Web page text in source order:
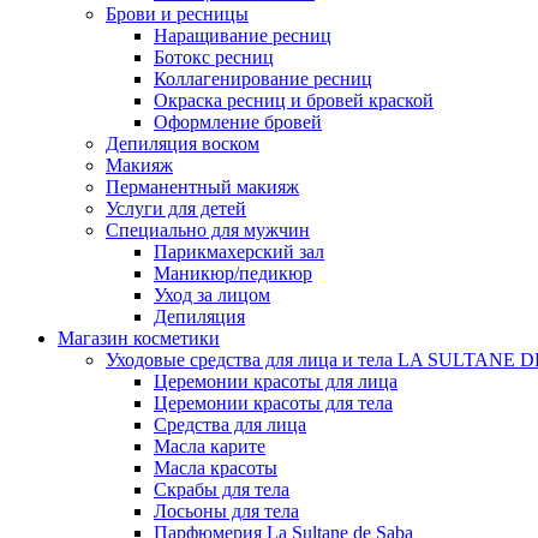
Брови и ресницы
Наращивание ресниц
Ботокс ресниц
Коллагенирование ресниц
Окраска ресниц и бровей краской
Оформление бровей
Депиляция воском
Макияж
Перманентный макияж
Услуги для детей
Специально для мужчин
Парикмахерский зал
Маникюр/педикюр
Уход за лицом
Депиляция
Магазин косметики
Уходовые средства для лица и тела LA SULTANE
Церемонии красоты для лица
Церемонии красоты для тела
Средства для лица
Масла карите
Масла красоты
Скрабы для тела
Лосьоны для тела
Парфюмерия La Sultane de Saba